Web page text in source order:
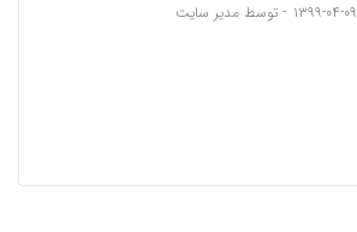
۱۳۹۹-۰۴-۰۹ توسط مدیر سایت